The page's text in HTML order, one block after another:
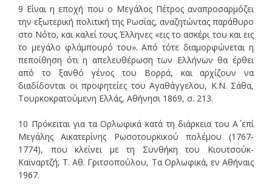
9 Είναι η εποχή που ο Μεγάλος Πέτρος αναπροσαρμόζει
την εξωτερική πολιτική της Ρωσίας, αναζητώντας παράθυρο
στο Νότο, και καλεί τους Έλληνες «εις το ασκέρι του και εις
το μεγάλο φλάμπουρό του». Από τότε διαμορφώνεται η
πεποίθηση ότι η απελευθέρωση των Ελλήνων θα έρθει
από το ξανθό γένος του Βορρά, και αρχίζουν να
διαδίδονται οι προφητείες του Αγαθάγγελου, Κ.Ν. Σάθα,
Τουρκοκρατούμενη Ελλάς, Αθήνησι 1869, σ. 213.
10 Πρόκειται για τα Ορλωφικά κατά τη διάρκεια του Α΄ επί
Μεγάλης Αικατερίνης Ρωσοτουρκικού πολέμου (1767-
1774), που κλείνει με τη Συνθήκη του Κιουτσούκ-
Καϊναρτζή, Τ. Αθ. Γριτσοπούλου, Τα Ορλωφικά, εν Αθήναις
1967.